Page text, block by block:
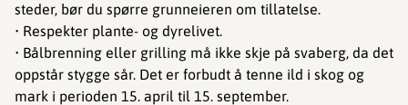
steder, bør du spørre grunneieren om tillatelse.
• Respekter plante- og dyrelivet.
• Bålbrenning eller grilling må ikke skje på svaberg, da det
oppstår stygge sår. Det er forbudt å tenne ild i skog og
mark i perioden 15. april til 15. september.